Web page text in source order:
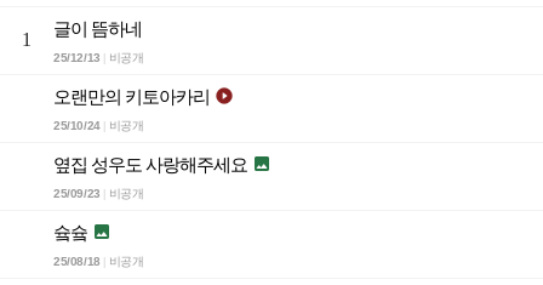
1
글이 뜸하네
25/12/13 비공개
오랜만의 키토아카리 
25/10/24| 비공개
옆집 성우도 사랑해주세요 
25/09/23 비공개
슠슠 
25/08/18 비공개